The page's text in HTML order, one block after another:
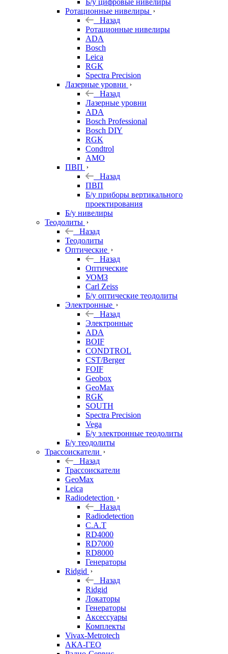
Б/у цифровые нивелиры
Ротационные нивелиры
Назад
Ротационные нивелиры
ADA
Bosch
Leica
RGK
Spectra Precision
Лазерные уровни
Назад
Лазерные уровни
ADA
Bosch Professional
Bosch DIY
RGK
Condtrol
AMO
ПВП
Назад
ПВП
Б/у приборы вертикального
проектирования
Б/у нивелиры
Теодолиты
Назад
Теодолиты
Оптические
Назад
Оптические
УОМЗ
Carl Zeiss
Б/у оптические теодолиты
Электронные
Назад
Электронные
ADA
BOIF
CONDTROL
CST/Berger
FOIF
Geobox
GeoMax
RGK
SOUTH
Spectra Precision
Vega
Б/у электронные теодолиты
Б/у теодолиты
Трассоискатели
Назад
Трассоискатели
GeoMax
Leica
Radiodetection
Назад
Radiodetection
C.A.T
RD4000
RD7000
RD8000
Генераторы
Ridgid
Назад
Ridgid
Локаторы
Генераторы
Аксессуары
Комплекты
Vivax-Metrotech
АКА-ГЕО